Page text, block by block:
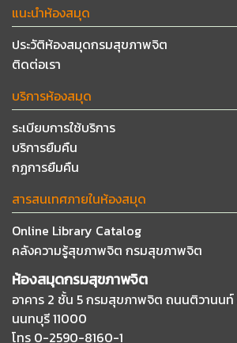
แนะนำห้องสมุด
ประวัติห้องสมุดกรมสุขภาพจิต
ติดต่อเรา
บริการห้องสมุด
ระเบียบการใช้บริการ
บริการยืมคืน
กฏการยืมคืน
สารสนเทศภายในห้องสมุด
Online Library Catalog
คลังความรู้สุขภาพจิต กรมสุขภาพจิต
ห้องสมุดกรมสุขภาพจิต
อาคาร 2 ชั้น 5 กรมสุขภาพจิต ถนนติวานนท์
นนทบุรี 11000
โทร 0-2590-8160-1